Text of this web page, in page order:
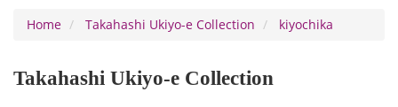
Home
Takahashi Ukiyo-e Collection kiyochika
Takahashi Ukiyo-e Collection